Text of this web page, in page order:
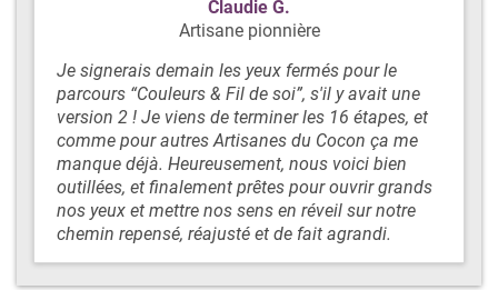
Claudie G.
Artisane pionnière
Je signerais demain les yeux fermés pour le
parcours “Couleurs & Fil de soi”, s'il y avait une
version 2 ! Je viens de terminer les 16 étapes, et
comme pour autres Artisanes du Cocon ça me
manque déjà. Heureusement, nous voici bien
outillées, et finalement prêtes pour ouvrir grands
nos yeux et mettre nos sens en réveil sur notre
chemin repensé, réajusté et de fait agrandi.